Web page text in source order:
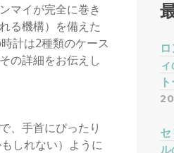
マイが完全に巻き
る機構）を備えた
計は2種類のケース
の詳細をお伝えし
、手首にぴったり
しれない）ように
ル